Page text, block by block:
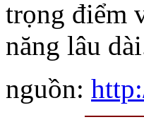
trọng điểm
năng lâu
nguồn: